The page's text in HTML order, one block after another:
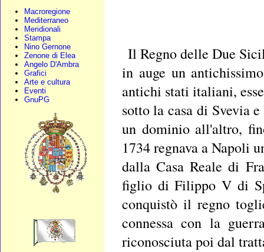
Macroregione
Mediterraneo
Meridionali
Stampa
Nino Gernone
Zenone di Elea
Angelo D'Ambra
Grafici
Arte e cultura
Eventi
GnuPG
Il Regno delle Due
in auge un
antichi stati italiani,
sotto la casa di Svevia
un dominio all'altro,
1734 regnava a Napoli
dalla Casa Reale di
figlio di Filippo V di
conquistò il regno
connessa con la
riconosciuta poi dal